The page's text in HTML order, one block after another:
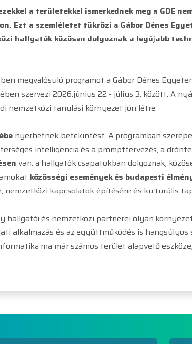
a területekkel ismerkednek meg a GDE
Ezt a szemléletet tükrözi a Gábor Dénes
hallgatók közösen dolgoznak a legújabb
megvalósuló programot a Gábor Dénes
szervezi 2026.június 22 - július 3. között. A
nemzetközi tanulási környezet jön létre.
nyerhetnek betekintést. A programban
intelligencia és a prompttervezés, a
van: a hallgatók csapatokban dolgoznak,
közösségi események és budapesti
kapcsolatok építésére és kulturális
hallgatói és nemzetközi partnerei olyan
alkalmazás és az együttműködés is hangsúlyos
ma már számos terület alapvető